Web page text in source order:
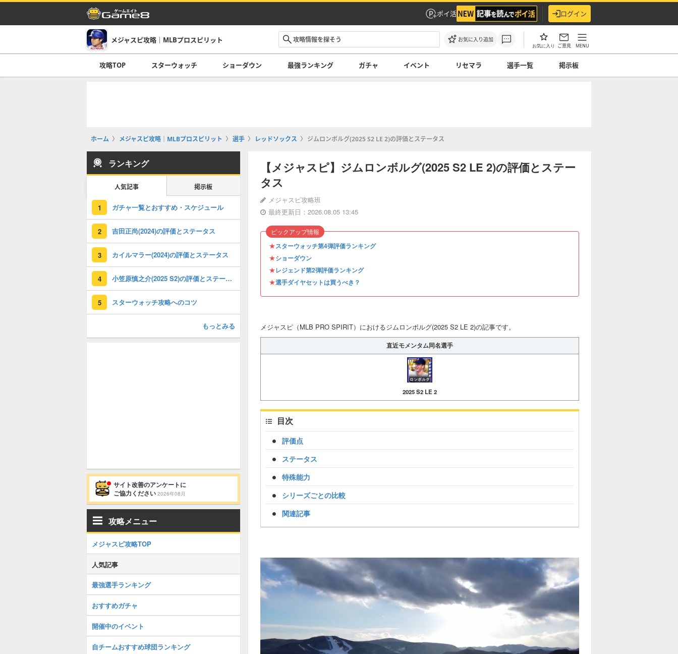
ポイ活 ログイン
メジャスピ攻略｜MLBプロスピリット お気に入り追加
お気に入り ご意見 MENU
攻略TOP スターウォッチ ショーダウン 最強ランキング ガチャ イベント リセマラ 選手一覧 掲示板
ホーム メジャスピ攻略｜MLBプロスピリット 選手 レッドソックス ジムロンボルグ(2025 S2 LE 2)の評価とステータス
【メジャスピ】ジムロンボルグ(2025 S2 LE 2)の評価とステー
タス
メジャスピ攻略班
最終更新日：2026.08.05 13:45
★スターウォッチ第4弾評価ランキング
★ショーダウン
★レジェンド第2弾評価ランキング
★選手ダイヤセットは買うべき？
ピックアップ情報
メジャスピ（MLB PRO SPIRIT）におけるジムロンボルグ(2025 S2 LE 2)の記事です。
直近モメンタム同名選手
2025 S2 LE 2
目次
評価点
ステータス
特殊能力
シリーズごとの比較
関連記事
ランキング
人気記事 掲示板
1 ガチャ一覧とおすすめ・スケジュール
2 吉田正尚(2024)の評価とステータス
3 カイルマラー(2024)の評価とステータス
4 小笠原慎之介(2025 S2)の評価とステータス
5 スターウォッチ攻略へのコツ
もっとみる
サイト改善のアンケートに
ご協力ください 2026年08月
攻略メニュー
メジャスピ攻略TOP
人気記事
最強選手ランキング
おすすめガチャ
開催中のイベント
自チームおすすめ球団ランキング